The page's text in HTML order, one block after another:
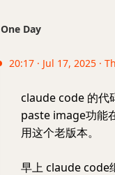
One Day
20:17 · Jul 17, 2025 ·
claude code 的代
paste image功能
用这个老版本。
早上 claude code